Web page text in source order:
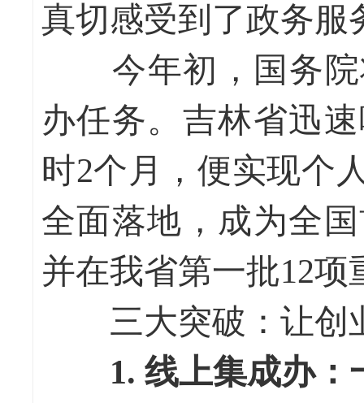
真切感受到了政务服
今年初，国务院
办任务。吉林省迅
时2个月，便实现个
全面落地，成为全
并在我省第一批12
三大突破：让创
1. 线上集成办